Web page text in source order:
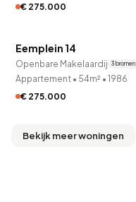
€ 275.000QUICKLANE™
Eemplein 14
Openbare Makelaardij 3 bronnen
Appartement • 54m² • 1986
€ 275.000
Bekijk meer woningen